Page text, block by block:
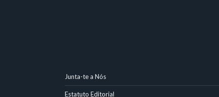
Junta-te a Nós
Estatuto Editorial